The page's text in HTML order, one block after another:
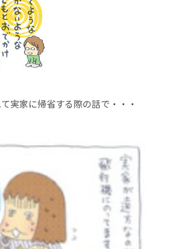
実家に帰省する際の話で・・・